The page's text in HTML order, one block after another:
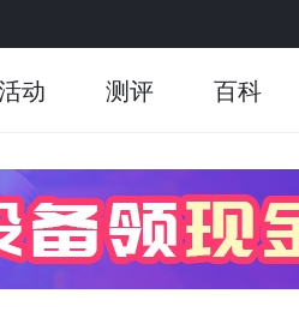
动 测评 百科